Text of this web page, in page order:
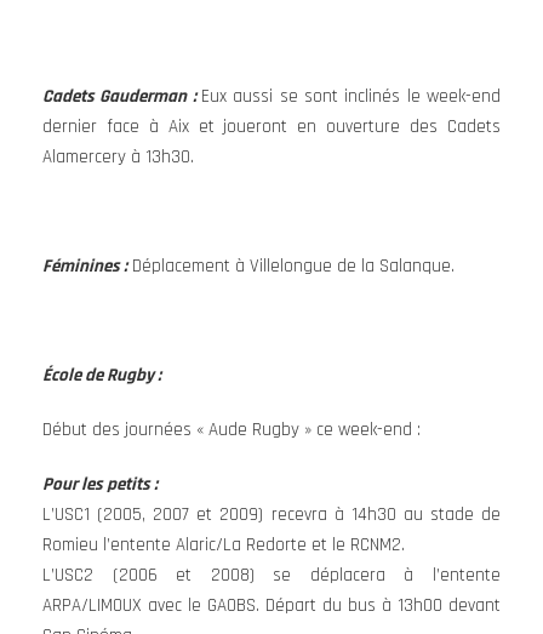
Cadets Gauderman :Eux aussi se sont inclinés le week-end
dernier face à Aix et joueront en ouverture des Cadets
Alamercery à 13h30.
Féminines : Déplacement à Villelongue de la Salanque.
École de Rugby :
Début des journées « Aude Rugby » ce week-end :
Pour les petits :
L’USC1 (2005, 2007 et 2009) recevra à 14h30 au stade de
Romieu l’entente Alaric/La Redorte et le RCNM2.
L’USC2 (2006 et 2008) se déplacera à l’entente
ARPA/LIMOUX avec le GAOBS. Départ du bus à 13h00 devant